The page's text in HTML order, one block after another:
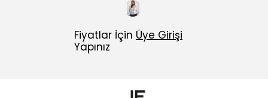
Fiyatlar İçin Üye Girişi
Yapınız